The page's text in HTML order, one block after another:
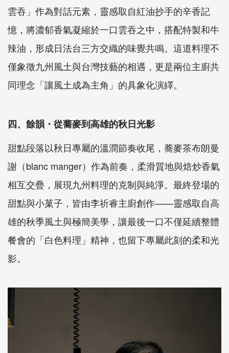
雲吞」作為對話元素，靈感取自紅油抄手的辛香記
憶，將濃郁香氣凝縮於一口雲吞之中，搭配特製和牛
辣油，形成日法台三方交織的味覺共鳴。這道料理不
僅象徵九州風土與台灣技藝的相遇，更是兩位主廚共
同理念「讓風土成為主角」的具象化演繹。
四、餘韻・從蕎麥到高雄的秋日光影
甜點段落以秋日專屬的溫潤節奏收尾，蕎麥茶布朗曼
謝（blanc manger）作為前奏，柔滑質地與焙炒香氣
相互交疊，展現九州料理的克制與純淨。最終登場的
甜點與小菓子，皆由李祈睿主廚創作——靈感取自高
雄的秋季風土與極簡美學，讓最後一口不僅延續整體
餐會的「白色料理」精神，也留下專屬此刻的柔和光
影。